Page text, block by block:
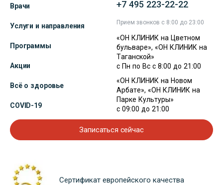
Врачи
Услуги и направления
Программы
Акции
Всё о здоровье
COVID-19
+7 495 223-22-22
Прием звонков с 8:00 до 23:00
«ОН КЛИНИК на Цветном
бульваре», «ОН КЛИНИК на
Таганской»
с Пн по Вс с 8:00 до 21:00
«ОН КЛИНИК на Новом
Арбате», «ОН КЛИНИК на
Парке Культуры»
с 09:00 до 21:00
Записаться сейчас
Сертификат европейского качества